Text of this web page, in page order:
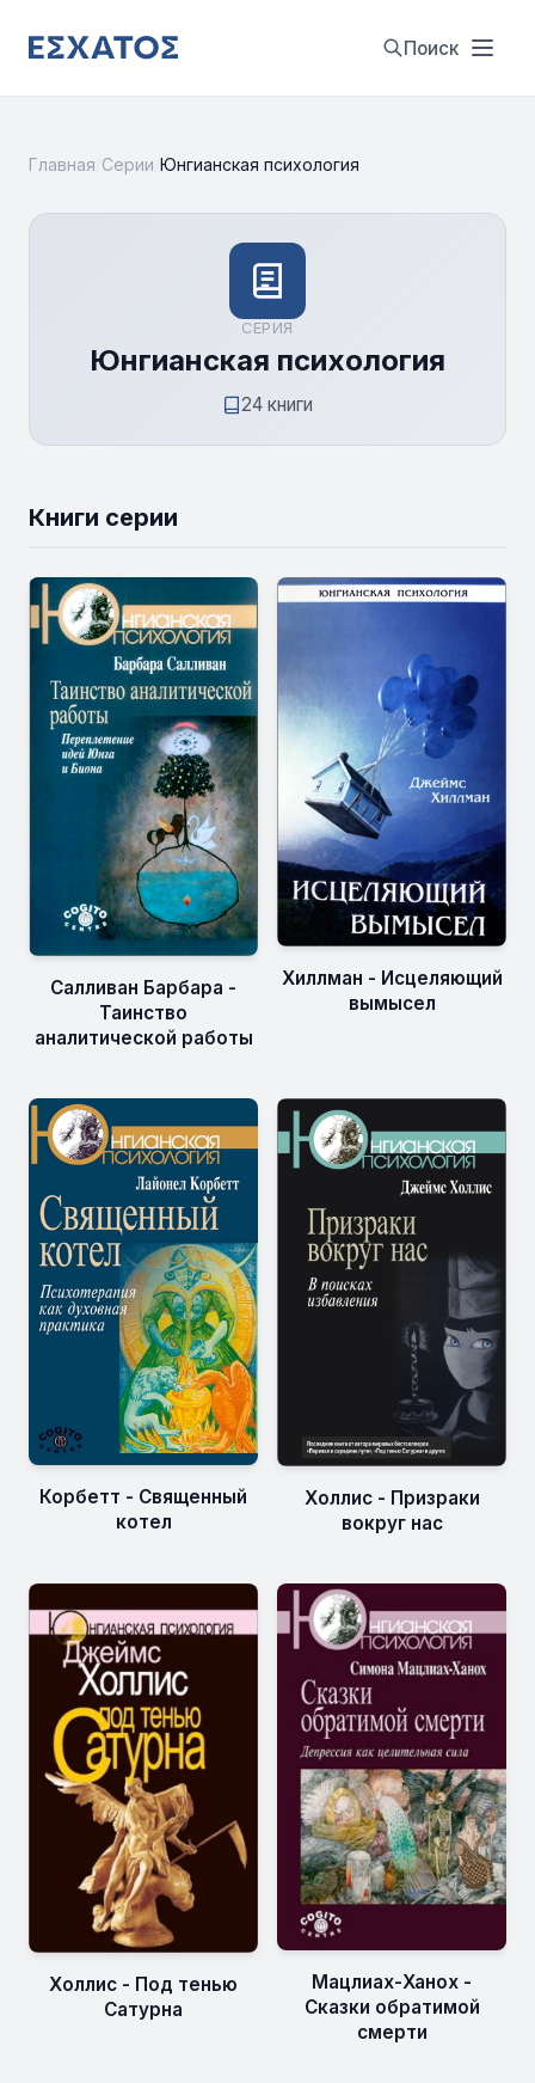
Поиск
Главная Серии Юнгианская психология
СЕРИЯ
Юнгианская психология
24 книги
Книги серии
Салливан Барбара -
Таинство
аналитической работы
Хиллман - Исцеляющий
вымысел
Корбетт - Священный
котел
Холлис - Призраки
вокруг нас
Холлис - Под тенью
Сатурна
Мацлиах-Ханох -
Сказки обратимой
смерти